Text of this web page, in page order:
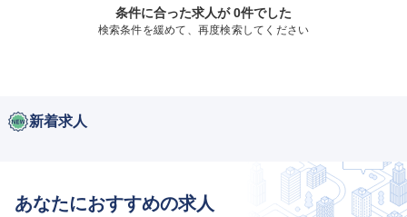
条件に合った求人が 0件でした
検索条件を緩めて、再度検索してください
新着求人
あなたにおすすめの求人